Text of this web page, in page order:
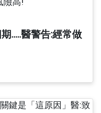
.....醫警告:經常做